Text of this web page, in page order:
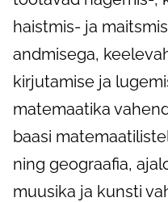
haistmis- ja
andmisega,
kirjutamise ja
matemaatika
baasi
ning geograafia,
muusika ja kunsti